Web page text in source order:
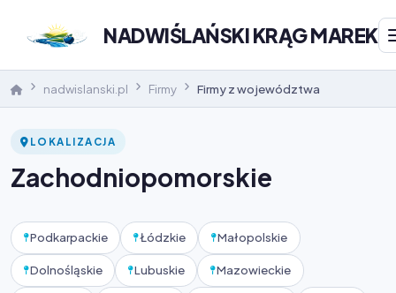
NADWIŚLAŃSKI KRĄG MAREK
nadwislanski.pl Firmy Firmy z województwa
LOKALIZACJA
Zachodniopomorskie
Podkarpackie Łódzkie Małopolskie
Dolnośląskie Lubuskie Mazowieckie